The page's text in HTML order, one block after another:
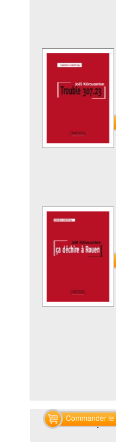
Commander
Commander
Commander
Recherche par